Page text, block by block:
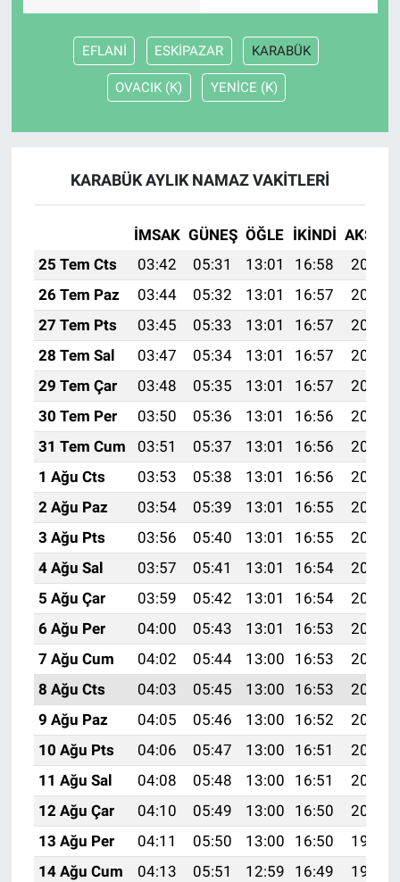
EFLANİ ESKİPAZAR KARABÜK
OVACIK (K) YENİCE (K)
KARABÜK AYLIK NAMAZ VAKITLERI
İMSAK GÜNEŞ ÖĞLE İKINDI AKŞAM
25 Tem Cts
03:42 05:31 13:01 16:58
20:21
26 Tem Paz
03:44 05:32 13:01 16:57
20:20
27 Tem Pts
03:45 05:33 13:01 16:57
20:19
28 Tem Sal
03:47 05:34 13:01 16:57
20:18
29 Tem Çar
03:48 05:35 13:01 16:57
20:17
30 Tem Per
03:50 05:36 13:01 16:56
20:16
31 Tem Cum
03:51 05:37 13:01 16:56
20:15
1 Ağu Cts
03:53 05:38 13:01 16:56
20:14
2 Ağu Paz
03:54 05:39 13:01 16:55
20:13
3 Ağu Pts
03:56 05:40 13:01 16:55
20:12
4 Ağu Sal
03:57 05:41 13:01 16:54
20:11
5 Ağu Çar
03:59 05:42 13:01 16:54
20:10
6 Ağu Per
04:00 05:43 13:01 16:53
20:08
7 Ağu Cum
04:02 05:44 13:00 16:53
20:07
8 Ağu Cts
04:03 05:45 13:00 16:53
20:06
9 Ağu Paz
04:05 05:46 13:00 16:52
20:05
10 Ağu Pts
04:06 05:47 13:00 16:51
20:03
11 Ağu Sal
04:08 05:48 13:00 16:51
20:02
12 Ağu Çar
04:10 05:49 13:00 16:50
20:01
13 Ağu Per
04:11 05:50 13:00 16:50
19:59
14 Ağu Cum
04:13 05:51 12:59 16:49
19:58